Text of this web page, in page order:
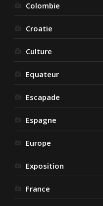
Colombie
Croatie
Culture
Equateur
Escapade
Espagne
Europe
Exposition
France